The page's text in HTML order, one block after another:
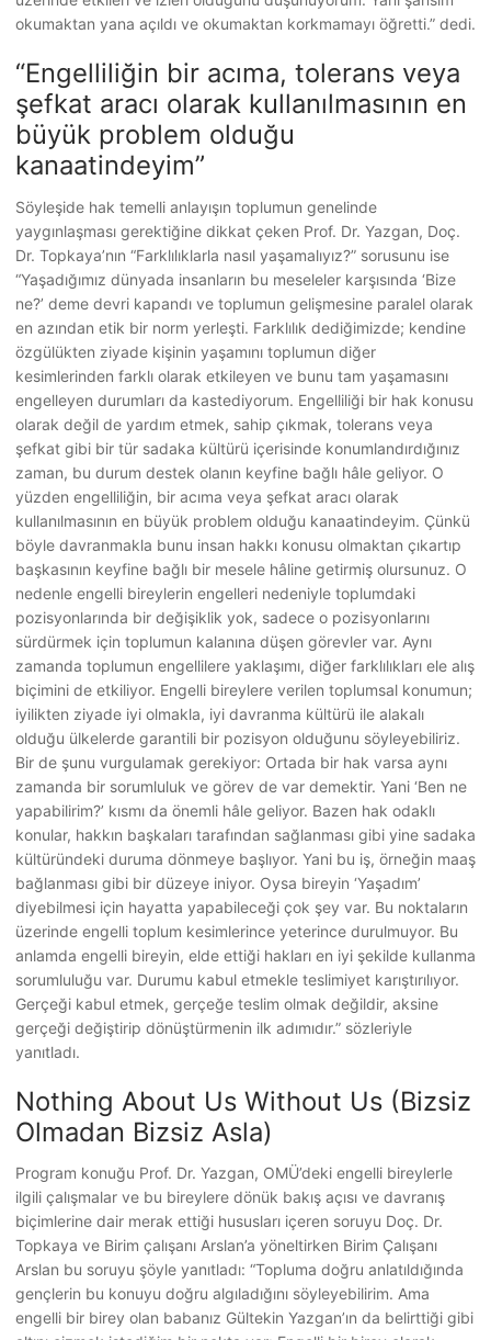
okumaktan yana açıldı ve okumaktan korkmamayı öğretti.” dedi.
“Engelliliğin bir acıma, tolerans veya
şefkat aracı olarak kullanılmasının en
büyük problem olduğu
kanaatindeyim”
Söyleşide hak temelli anlayışın toplumun genelinde
yaygınlaşması gerektiğine dikkat çeken Prof. Dr. Yazgan, Doç.
Dr. Topkaya’nın “Farklılıklarla nasıl yaşamalıyız?” sorusunu ise
“Yaşadığımız dünyada insanların bu meseleler karşısında ‘Bize
ne?’ deme devri kapandı ve toplumun gelişmesine paralel olarak
en azından etik bir norm yerleşti. Farklılık dediğimizde; kendine
özgülükten ziyade kişinin yaşamını toplumun diğer
kesimlerinden farklı olarak etkileyen ve bunu tam yaşamasını
engelleyen durumları da kastediyorum. Engelliliği bir hak konusu
olarak değil de yardım etmek, sahip çıkmak, tolerans veya
şefkat gibi bir tür sadaka kültürü içerisinde konumlandırdığınız
zaman, bu durum destek olanın keyfine bağlı hâle geliyor. O
yüzden engelliliğin, bir acıma veya şefkat aracı olarak
kullanılmasının en büyük problem olduğu kanaatindeyim. Çünkü
böyle davranmakla bunu insan hakkı konusu olmaktan çıkartıp
başkasının keyfine bağlı bir mesele hâline getirmiş olursunuz. O
nedenle engelli bireylerin engelleri nedeniyle toplumdaki
pozisyonlarında bir değişiklik yok, sadece o pozisyonlarını
sürdürmek için toplumun kalanına düşen görevler var. Aynı
zamanda toplumun engellilere yaklaşımı, diğer farklılıkları ele alış
biçimini de etkiliyor. Engelli bireylere verilen toplumsal konumun;
iyilikten ziyade iyi olmakla, iyi davranma kültürü ile alakalı
olduğu ülkelerde garantili bir pozisyon olduğunu söyleyebiliriz.
Bir de şunu vurgulamak gerekiyor: Ortada bir hak varsa aynı
zamanda bir sorumluluk ve görev de var demektir. Yani ‘Ben ne
yapabilirim?’ kısmı da önemli hâle geliyor. Bazen hak odaklı
konular, hakkın başkaları tarafından sağlanması gibi yine sadaka
kültüründeki duruma dönmeye başlıyor. Yani bu iş, örneğin maaş
bağlanması gibi bir düzeye iniyor. Oysa bireyin ‘Yaşadım’
diyebilmesi için hayatta yapabileceği çok şey var. Bu noktaların
üzerinde engelli toplum kesimlerince yeterince durulmuyor. Bu
anlamda engelli bireyin, elde ettiği hakları en iyi şekilde kullanma
sorumluluğu var. Durumu kabul etmekle teslimiyet karıştırılıyor.
Gerçeği kabul etmek, gerçeğe teslim olmak değildir, aksine
gerçeği değiştirip dönüştürmenin ilk adımıdır.” sözleriyle
yanıtladı.
Nothing About Us Without Us (Bizsiz
Olmadan Bizsiz Asla)
Program konuğu Prof. Dr. Yazgan, OMÜ’deki engelli bireylerle
ilgili çalışmalar ve bu bireylere dönük bakış açısı ve davranış
biçimlerine dair merak ettiği hususları içeren soruyu Doç. Dr.
Topkaya ve Birim çalışanı Arslan’a yöneltirken Birim Çalışanı
Arslan bu soruyu şöyle yanıtladı: “Topluma doğru anlatıldığında
gençlerin bu konuyu doğru algıladığını söyleyebilirim. Ama
engelli bir birey olan babanız Gültekin Yazgan’ın da belirttiği gibi